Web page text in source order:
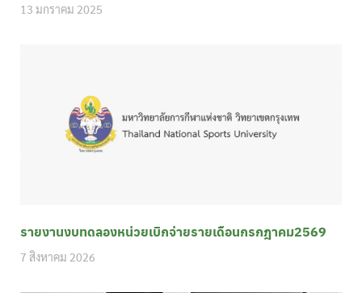
13 มกราคม 2025
รายงานงบทดลองหน่วยเบิกจ่ายรายเดือนกรกฎาคม2569
7 สิงหาคม 2026